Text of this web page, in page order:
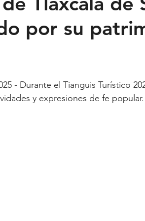
Pequeño País Fusión
captura critica
por su
y expresiones de fe popular.